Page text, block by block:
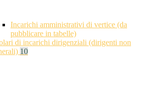
Incarichi amministrativi di vertice (da
pubblicare in tabelle)
di incarichi dirigenziali (dirigenti non
10